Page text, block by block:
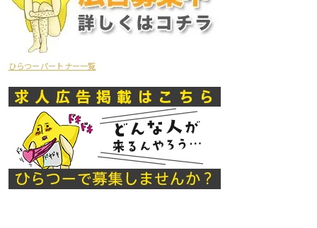
ひらつーパートナー一覧